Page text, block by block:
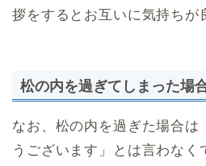
拶をするとお互いに気持ちが
松の内を過ぎてしまった場
なお、松の内を過ぎた場合は
うございます」とは言わなく